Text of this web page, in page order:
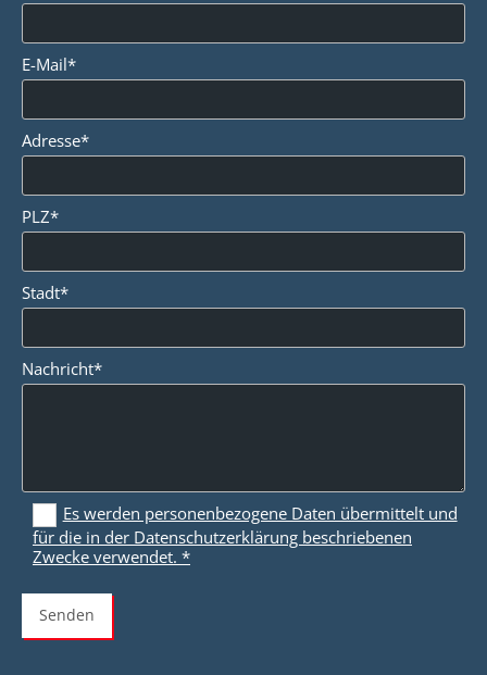
E-Mail*
Adresse*
PLZ*
Stadt*
Nachricht*
Es werden personenbezogene Daten übermittelt und
für die in der Datenschutzerklärung beschriebenen
Zwecke verwendet. *